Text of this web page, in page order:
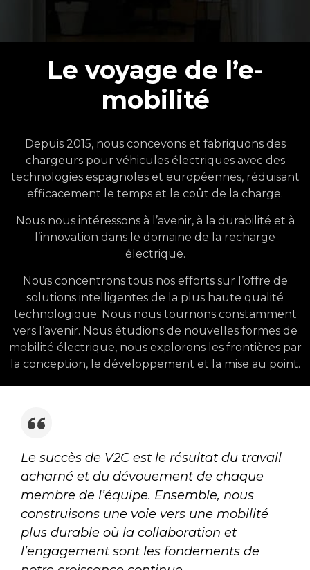
Le voyage de l’e-
mobilité
Depuis 2015, nous concevons et fabriquons des
chargeurs pour véhicules électriques avec des
technologies espagnoles et européennes, réduisant
efficacement le temps et le coût de la charge.
Nous nous intéressons à l’avenir, à la durabilité et à
l’innovation dans le domaine de la recharge
électrique.
Nous concentrons tous nos efforts sur l’offre de
solutions intelligentes de la plus haute qualité
technologique. Nous nous tournons constamment
vers l’avenir. Nous étudions de nouvelles formes de
mobilité électrique, nous explorons les frontières par
la conception, le développement et la mise au point.
Le succès de V2C est le résultat du travail
acharné et du dévouement de chaque
membre de l’équipe. Ensemble, nous
construisons une voie vers une mobilité
plus durable où la collaboration et
l’engagement sont les fondements de